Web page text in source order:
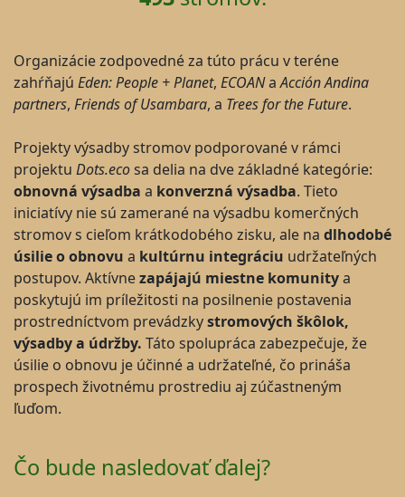
Organizácie zodpovedné za túto prácu v teréne
zahŕňajú Eden: People + Planet, ECOANaAcción Andina
partners, Friends of Usambara, a Trees for the Future.
Projekty výsadby stromov podporované v rámci
projektu Dots.ecosa delia na dve základné kategórie:
obnovná výsadba a konverzná výsadba. Tieto
iniciatívy nie sú zamerané na výsadbu komerčných
stromov s cieľom krátkodobého zisku, ale na dlhodobé
úsilie o obnovu a kultúrnu integráciu udržateľných
postupov. Aktívnezapájajú miestne komunitya
poskytujú im príležitosti na posilnenie postavenia
prostredníctvom prevádzkystromových škôlok,
výsadby a údržby. Táto spolupráca zabezpečuje, že
úsilie o obnovu je účinné a udržateľné, čo prináša
prospech životnému prostrediu aj zúčastneným
ľuďom.
Čo bude nasledovať ďalej?